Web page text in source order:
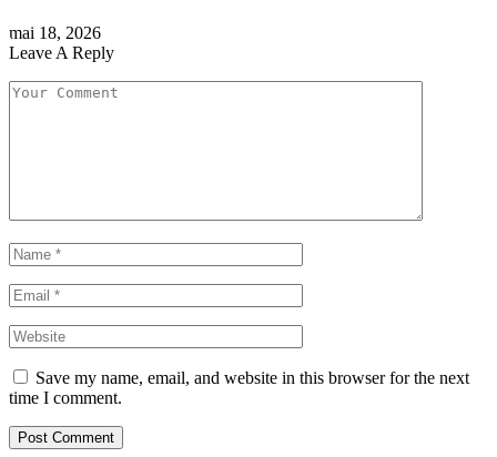
mai 18, 2026
Leave A Reply
Save my name, email, and website in this browser for the next
time I comment.